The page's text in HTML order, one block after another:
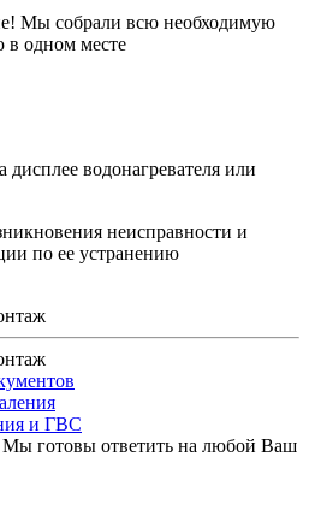
Мы собрали всю необходимую
одном месте
водонагревателя или
неисправности и
по ее устранению
и ГВС
Мы готовы ответить на любой Ваш